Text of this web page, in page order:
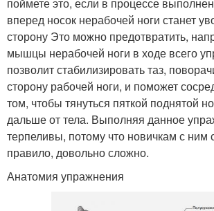
вперед носок нерабочей ноги станет
сторону Это можно предотвратить,
мышцы нерабочей ноги в ходе всего
позволит стабилизировать таз,
сторону рабочей ноги, и поможет
том, чтобы тянуться пяткой поднятой
дальше от тела. Выполняя данное
терпеливы, потому что новичкам с ним
правило, довольно сложно.
Анатомия упражнения